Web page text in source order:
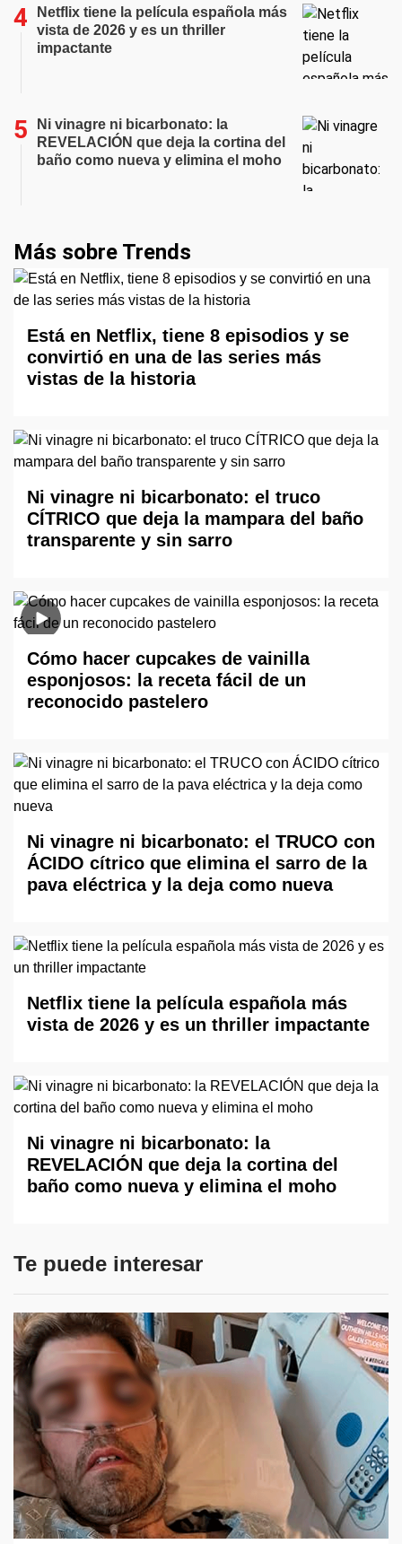
Netflix tiene la película española más
vista de 2026 y es un thriller
impactante
Ni vinagre ni bicarbonato: la
REVELACIÓN que deja la cortina del
baño como nueva y elimina el moho
Más sobre Trends
Está en Netflix, tiene 8 episodios y se
convirtió en una de las series más
vistas de la historia
Ni vinagre ni bicarbonato: el truco
CÍTRICO que deja la mampara del baño
transparente y sin sarro
Cómo hacer cupcakes de vainilla
esponjosos: la receta fácil de un
reconocido pastelero
Ni vinagre ni bicarbonato: el TRUCO con
ÁCIDO cítrico que elimina el sarro de la
pava eléctrica y la deja como nueva
Netflix tiene la película española más
vista de 2026 y es un thriller impactante
Ni vinagre ni bicarbonato: la
REVELACIÓN que deja la cortina del
baño como nueva y elimina el moho
Te puede interesar